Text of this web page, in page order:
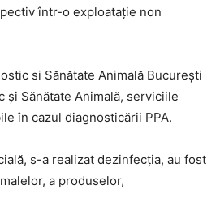
într-o exploatație non
si Sănătate Animală București
și Sănătate Animală, serviciile
în cazul diagnosticării PPA.
s-a realizat dezinfecția, au fost
a produselor,